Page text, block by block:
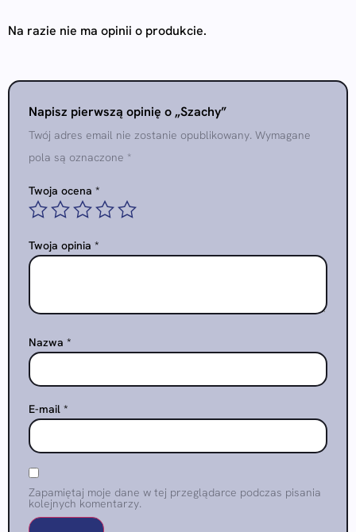
Na razie nie ma opinii o produkcie.
Napisz pierwszą opinię o „Szachy”
Twój adres email nie zostanie opublikowany. Wymagane
pola są oznaczone *
Twoja ocena *
Twoja opinia *
Nazwa *
E-mail *
Zapamiętaj moje dane w tej przeglądarce podczas pisania
kolejnych komentarzy.